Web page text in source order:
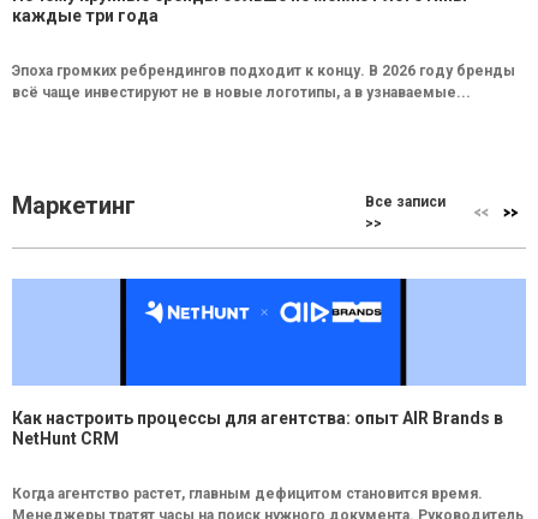
каждые три года
Эпоха громких ребрендингов подходит к концу. В 2026 году бренды
всё чаще инвестируют не в новые логотипы, а в узнаваемые...
Маркетинг
Все записи
>>
Как настроить процессы для агентства: опыт AIR Brands в
NetHunt CRM
Когда агентство растет, главным дефицитом становится время.
Менеджеры тратят часы на поиск нужного документа. Руководитель